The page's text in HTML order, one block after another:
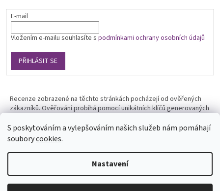
S poskytováním a vylepšováním našich služeb nám pomáhají
souborycookies.
Nastavení
E-mail
Vložením e-mailu souhlasíte s podmínkami ochrany osobních údajů
PŘIHLÁSIT SE
Recenze zobrazené na těchto stránkách pocházejí od ověřených
zákazníků. Ověřování probíhá pomocí unikátních klíčů generovaných
Vytvořil Shoptet